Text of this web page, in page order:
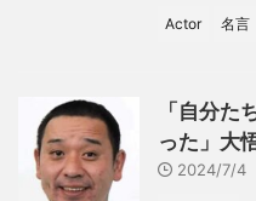
Actor 名言
「自分た
った」大
2024/7/4